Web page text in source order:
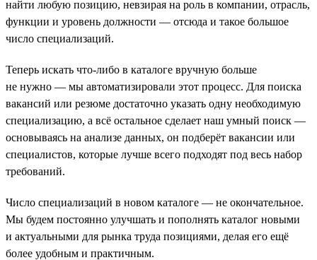
найти любую позицию, невзирая на роль в компании, отрасль,
функции и уровень должности — отсюда и такое большое
число специализаций.
Теперь искать что-либо в каталоге вручную больше
не нужно — мы автоматизировали этот процесс. Для поиска
вакансий или резюме достаточно указать одну необходимую
специализацию, а всё остальное сделает наш умный поиск —
основываясь на анализе данных, он подберёт вакансии или
специалистов, которые лучше всего подходят под весь набор
требований.
Число специализаций в новом каталоге — не окончательное.
Мы будем постоянно улучшать и пополнять каталог новыми
и актуальными для рынка труда позициями, делая его ещё
более удобным и практичным.